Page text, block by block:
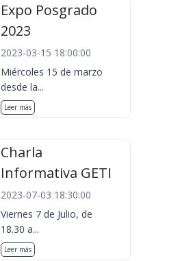
Expo Posgrado
2023
2023-03-15 18:00:00
Miércoles 15 de marzo
desde la...
Leer más
Charla
Informativa GETI
2023-07-03 18:30:00
Viernes 7 de Julio, de
18.30 a...
Leer más